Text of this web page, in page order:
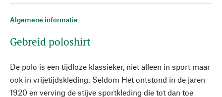
Algemene informatie
Gebreid poloshirt
De polo is een tijdloze klassieker, niet alleen in sport maar
ook in vrijetijdskleding. Seldom Het ontstond in de jaren
1920 en verving de stijve sportkleding die tot dan toe